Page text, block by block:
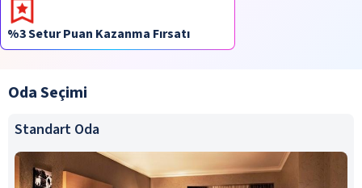
%3 Setur Puan Kazanma Fırsatı
Oda Seçimi
Standart Oda